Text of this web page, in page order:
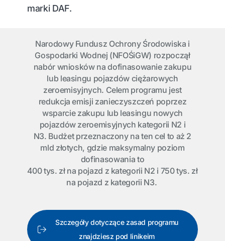
marki DAF.
Narodowy Fundusz Ochrony Środowiska i
Gospodarki Wodnej (NFOŚiGW) rozpoczął
nabór wniosków na dofinasowanie zakupu
lub leasingu pojazdów ciężarowych
zeroemisyjnych. Celem programu jest
redukcja emisji zanieczyszczeń poprzez
wsparcie zakupu lub leasingu nowych
pojazdów zeroemisyjnych kategorii N2 i
N3. Budżet przeznaczony na ten cel to aż 2
mld złotych, gdzie maksymalny poziom
dofinasowania to
400 tys. zł na pojazd z kategorii N2 i 750 tys. zł
na pojazd z kategorii N3.
Szczegóły dotyczące zasad programu
znajdziesz pod linikeim